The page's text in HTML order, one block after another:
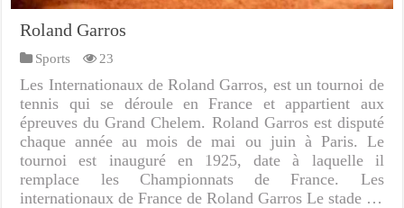
Roland Garros
Sports 23
Les Internationaux de Roland Garros, est un tournoi de
tennis qui se déroule en France et appartient aux
épreuves du Grand Chelem. Roland Garros est disputé
chaque année au mois de mai ou juin à Paris. Le
tournoi est inauguré en 1925, date à laquelle il
remplace les Championnats de France. Les
internationaux de France de Roland Garros Le stade …